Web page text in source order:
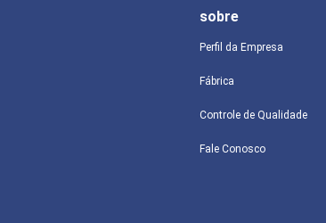
sobre
Perfil da Empresa
Fábrica
Controle de Qualidade
Fale Conosco